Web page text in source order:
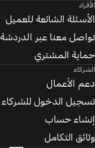
الأفراد
الأسئلة الشائعة للعميل
تواصل معنا عبر الدردشة
حماية المشتري
الشركاء
دعم الأعمال
تسجيل الدخول للشركاء
إنشاء حساب
وثائق التكامل